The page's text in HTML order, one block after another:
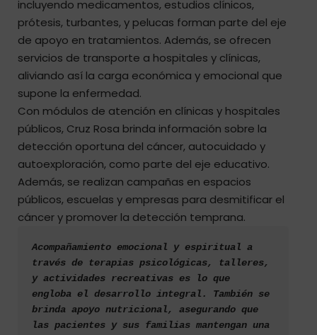
incluyendo medicamentos, estudios clínicos,
prótesis, turbantes, y pelucas forman parte del eje
de apoyo en tratamientos. Además, se ofrecen
servicios de transporte a hospitales y clínicas,
aliviando así la carga económica y emocional que
supone la enfermedad.
Con módulos de atención en clínicas y hospitales
públicos, Cruz Rosa brinda información sobre la
detección oportuna del cáncer, autocuidado y
autoexploración, como parte del eje educativo.
Además, se realizan campañas en espacios
públicos, escuelas y empresas para desmitificar el
cáncer y promover la detección temprana.
Acompañamiento emocional y espiritual a
través de terapias psicológicas, talleres,
y actividades recreativas es lo que
engloba el desarrollo integral. También se
brinda apoyo nutricional, asegurando que
las pacientes y sus familias mantengan una